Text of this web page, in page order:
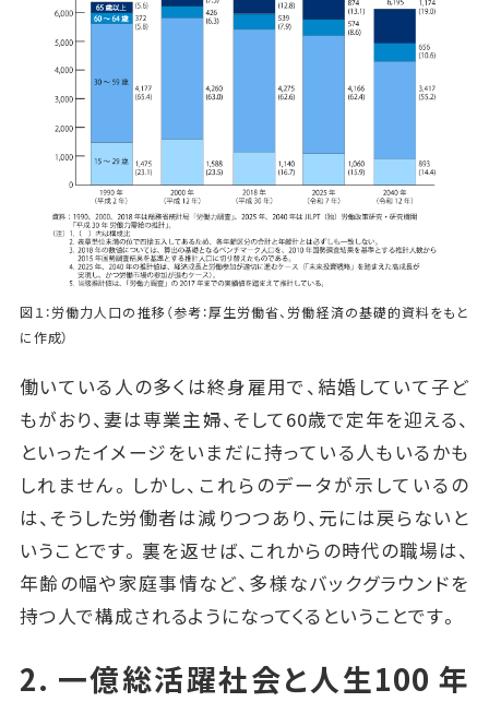
図１：労働力人口の推移（参考：厚生労働省、労働経済の基礎的資料をもと
に作成）
働いている人の多くは終身雇用で、結婚していて子ど
もがおり、妻は専業主婦、そして60歳で定年を迎える、
といったイメージをいまだに持っている人もいるかも
しれません。しかし、これらのデータが示しているの
は、そうした労働者は減りつつあり、元には戻らないと
いうことです。裏を返せば、これからの時代の職場は、
年齢の幅や家庭事情など、多様なバックグラウンドを
持つ人で構成されるようになってくるということです。
2. 一億総活躍社会と人生100 年